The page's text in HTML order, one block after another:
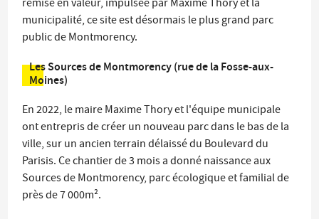
municipalité, ce site est désormais le plus grand parc
public de Montmorency.
Les Sources de Montmorency (rue de la Fosse-aux-
Moines)
En 2022, le maire Maxime Thory et l'équipe municipale
ont entrepris de créer un nouveau parc dans le bas de la
ville, sur un ancien terrain délaissé du Boulevard du
Parisis. Ce chantier de 3 mois a donné naissance aux
Sources de Montmorency, parc écologique et familial de
près de 7 000m².